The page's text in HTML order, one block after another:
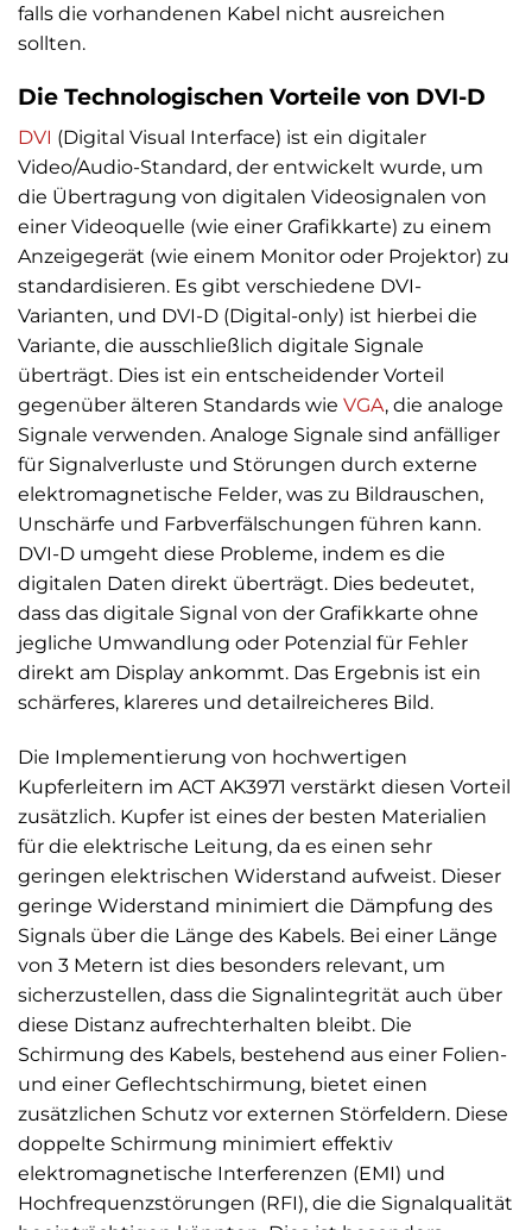
falls die vorhandenen Kabel nicht ausreichen
sollten.
Die Technologischen Vorteile von DVI-D
DVI (Digital Visual Interface) ist ein digitaler
Video/Audio-Standard, der entwickelt wurde, um
die Übertragung von digitalen Videosignalen von
einer Videoquelle (wie einer Grafikkarte) zu einem
Anzeigegerät (wie einem Monitor oder Projektor) zu
standardisieren. Es gibt verschiedene DVI-
Varianten, und DVI-D (Digital-only) ist hierbei die
Variante, die ausschließlich digitale Signale
überträgt. Dies ist ein entscheidender Vorteil
gegenüber älteren Standards wie VGA, die analoge
Signale verwenden. Analoge Signale sind anfälliger
für Signalverluste und Störungen durch externe
elektromagnetische Felder, was zu Bildrauschen,
Unschärfe und Farbverfälschungen führen kann.
DVI-D umgeht diese Probleme, indem es die
digitalen Daten direkt überträgt. Dies bedeutet,
dass das digitale Signal von der Grafikkarte ohne
jegliche Umwandlung oder Potenzial für Fehler
direkt am Display ankommt. Das Ergebnis ist ein
schärferes, klareres und detailreicheres Bild.
Die Implementierung von hochwertigen
Kupferleitern im ACT AK3971 verstärkt diesen Vorteil
zusätzlich. Kupfer ist eines der besten Materialien
für die elektrische Leitung, da es einen sehr
geringen elektrischen Widerstand aufweist. Dieser
geringe Widerstand minimiert die Dämpfung des
Signals über die Länge des Kabels. Bei einer Länge
von 3 Metern ist dies besonders relevant, um
sicherzustellen, dass die Signalintegrität auch über
diese Distanz aufrechterhalten bleibt. Die
Schirmung des Kabels, bestehend aus einer Folien-
und einer Geflechtschirmung, bietet einen
zusätzlichen Schutz vor externen Störfeldern. Diese
doppelte Schirmung minimiert effektiv
elektromagnetische Interferenzen (EMI) und
Hochfrequenzstörungen (RFI), die die Signalqualität